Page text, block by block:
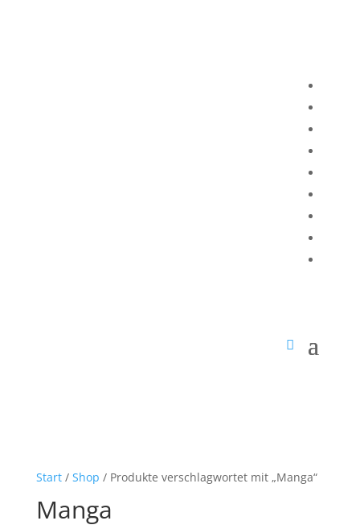
Start/ Shop / Produkte verschlagwortet mit „Manga“
Manga